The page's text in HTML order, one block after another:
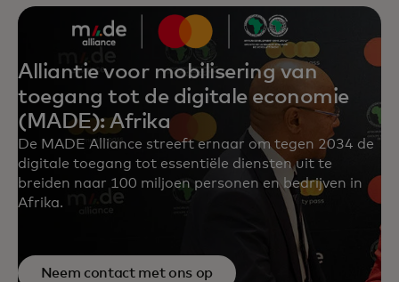
Alliantie voor mobilisering van
toegang tot de digitale economie
(MADE): Afrika
De MADE Alliance streeft ernaar om tegen 2034 de
digitale toegang tot essentiële diensten uit te
breiden naar 100 miljoen personen en bedrijven in
Afrika.
Neem contact met ons op